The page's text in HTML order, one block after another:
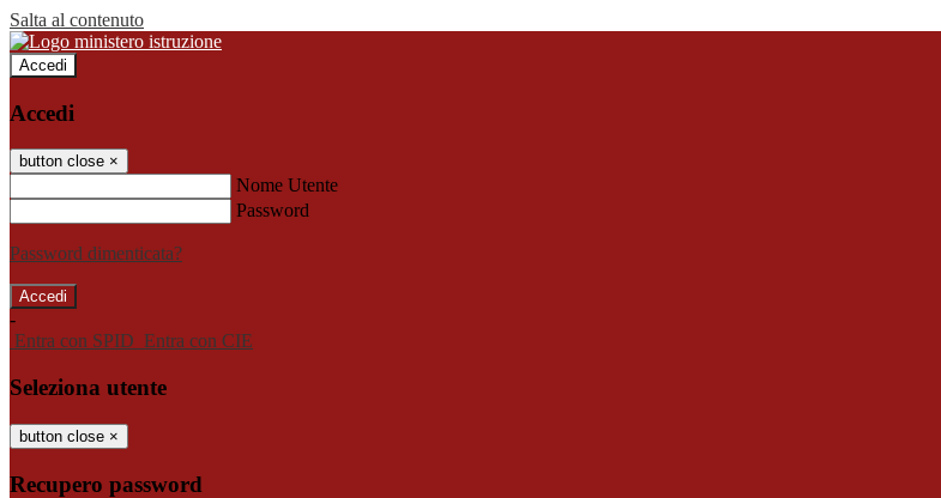
Salta al contenuto
Accedi
Accedi
button close ×
Nome Utente
Password
Password dimenticata?
-
Entra con SPID Entra con CIE
Seleziona utente
button close ×
Recupero password